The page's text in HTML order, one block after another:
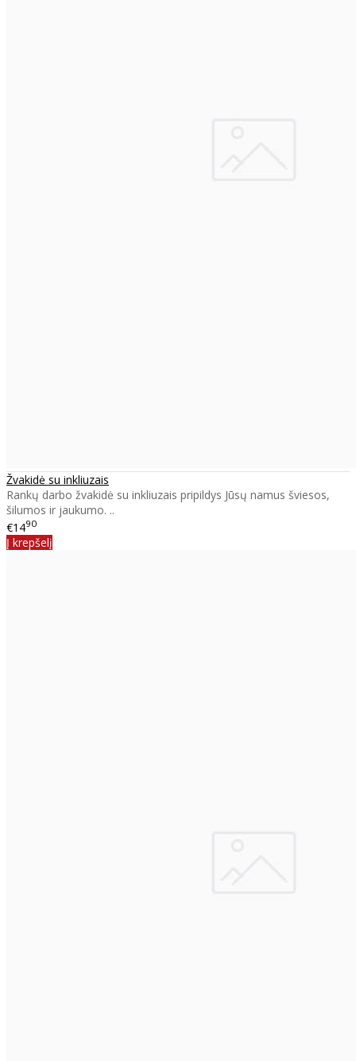
Žvakidė su inkliuzais
Rankų darbo žvakidė su inkliuzais pripildys Jūsų namus šviesos,
šilumos ir jaukumo. ..
€1490
Į krepšelį